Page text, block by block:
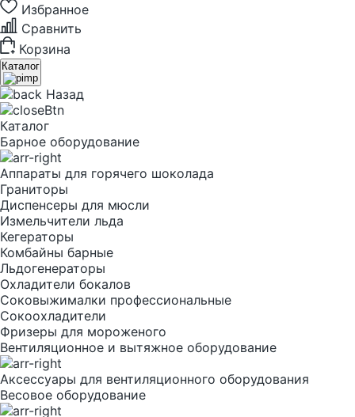
Избранное
Сравнить
Корзина
Каталог
Назад
Каталог
Барное оборудование
Аппараты для горячего шоколада
Граниторы
Диспенсеры для мюсли
Измельчители льда
Кегераторы
Комбайны барные
Льдогенераторы
Охладители бокалов
Соковыжималки профессиональные
Сокоохладители
Фризеры для мороженого
Вентиляционное и вытяжное оборудование
Аксессуары для вентиляционного оборудования
Весовое оборудование